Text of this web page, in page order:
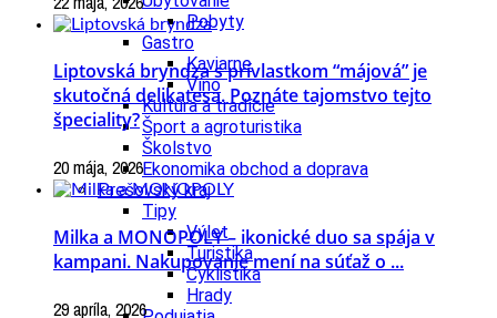
Pobyty
Gastro
Kaviarne
Víno
Kultúra a tradície
Šport a agroturistika
Školstvo
Ekonomika obchod a doprava
Prešovský kraj
Tipy
Výlet
Turistika
Cyklistika
Hrady
Liptovská bryndza s prívlastkom “májová” je
skutočná delikatesa. Poznáte tajomstvo tejto
špeciality?
20 mája, 2026
Milka a MONOPOLY – ikonické duo sa spája v
kampani. Nakupovanie mení na súťaž o ...
29 apríla, 2026